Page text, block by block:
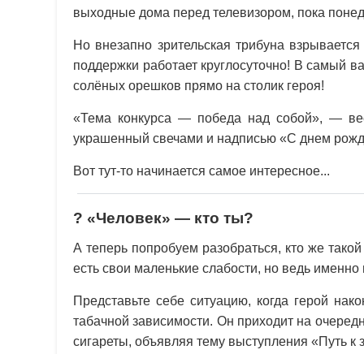
выходные дома перед телевизором, пока
Но внезапно зрительская трибуна
поддержки работает круглосуточно! В самый
солёных орешков прямо на столик героя!
«Тема конкурса — победа над собой», —
украшенный свечами и надписью «С днем
Вот тут-то начинается самое интересное...
? «Человек» — кто ты?
А теперь попробуем разобраться, кто же
есть свои маленькие слабости, но ведь
Представьте себе ситуацию, когда герой
табачной зависимости. Он приходит на
сигареты, объявляя тему выступления «Путь к